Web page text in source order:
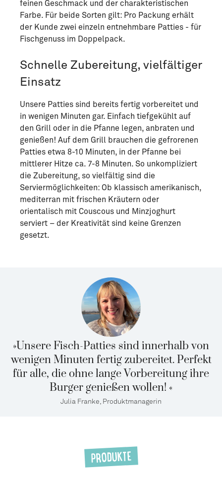
feinen Geschmack und der charakteristischen
Farbe. Für beide Sorten gilt: Pro Packung erhält
der Kunde zwei einzeln entnehmbare Patties - für
Fischgenuss im Doppelpack.
Schnelle Zubereitung, vielfältiger
Einsatz
Unsere Patties sind bereits fertig vorbereitet und
in wenigen Minuten gar. Einfach tiefgekühlt auf
den Grill oder in die Pfanne legen, anbraten und
genießen! Auf dem Grill brauchen die gefrorenen
Patties etwa 8-10 Minuten, in der Pfanne bei
mittlerer Hitze ca. 7-8 Minuten. So unkompliziert
die Zubereitung, so vielfältig sind die
Serviermöglichkeiten: Ob klassisch amerikanisch,
mediterran mit frischen Kräutern oder
orientalisch mit Couscous und Minzjoghurt
serviert – der Kreativität sind keine Grenzen
gesetzt.
»Unsere Fisch-Patties sind innerhalb von
wenigen Minuten fertig zubereitet. Perfekt
für alle, die ohne lange Vorbereitung ihre
Burger genießen wollen! «
Julia Franke, Produktmanagerin
PRODUKTE